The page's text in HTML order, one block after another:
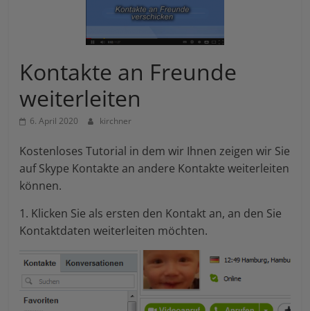
Kontakte an Freunde
weiterleiten
6. April 2020 kirchner
Kostenloses Tutorial in dem wir Ihnen zeigen wir Sie
auf Skype Kontakte an andere Kontakte weiterleiten
können.
1. Klicken Sie als ersten den Kontakt an, an den Sie
Kontaktdaten weiterleiten möchten.